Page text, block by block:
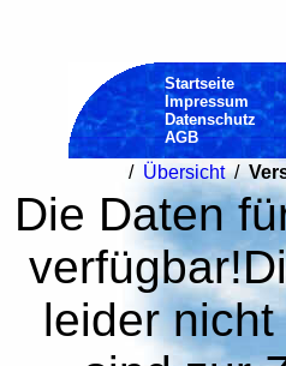
Startseite
Impressum
Datenschutz
AGB
/ Übersicht/
Die Daten
leider